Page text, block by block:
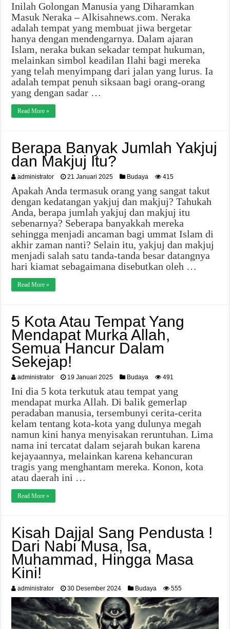
Inilah Golongan Manusia yang Diharamkan
Masuk Neraka – Alkisahnews.com. Neraka
adalah tempat yang membuat jiwa bergetar
hanya dengan mendengarnya. Dalam ajaran
Islam, neraka bukan sekadar tempat hukuman,
melainkan simbol keadilan Ilahi bagi mereka
yang telah menyimpang dari jalan yang lurus. Ia
adalah tempat penuh siksaan bagi orang-orang
yang dengan sadar …
Read More »
Berapa Banyak Jumlah Yakjuj
dan Makjuj Itu?
administrator 21 Januari 2025 Budaya 415
Apakah Anda termasuk orang yang sangat takut
dengan kedatangan yakjuj dan makjuj? Tahukah
Anda, berapa jumlah yakjuj dan makjuj itu
sebenarnya? Seberapa banyakkah mereka
sehingga menjadi ancaman bagi ummat Islam di
akhir zaman nanti? Selain itu, yakjuj dan makjuj
menjadi salah satu tanda-tanda besar datangnya
hari kiamat sebagaimana disebutkan oleh …
Read More »
5 Kota Atau Tempat Yang
Mendapat Murka Allah,
Semua Hancur Dalam
Sekejap!
administrator 19 Januari 2025 Budaya 491
Ini dia 5 kota terkutuk atau tempat yang
mendapat murka Allah. Di balik gemerlap
peradaban manusia, tersembunyi cerita-cerita
kelam tentang kota-kota yang dulunya megah
namun kini hanya menyisakan reruntuhan. Lima
nama ini tercatat dalam sejarah bukan karena
kejayaannya, melainkan karena kehancuran
tragis yang menghantam mereka. Konon, kota
atau daerah ini …
Read More »
Kisah Dajjal Sang Pendusta !
Dari Nabi Musa, Isa,
Muhammad, Hingga Masa
Kini!
administrator 30 Desember 2024 Budaya 555